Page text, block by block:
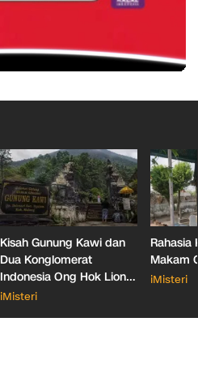
Kisah Gunung Kawi dan
Dua Konglomerat
Indonesia Ong Hok Liong
hingga Liem Sioe Liong
iMisteri
Rahasia
Makam
iMisteri